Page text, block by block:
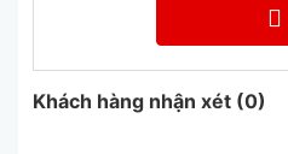
trong mọi môi trường
– Tốc độ đường truyền
Khách hàng nhận xét (0)